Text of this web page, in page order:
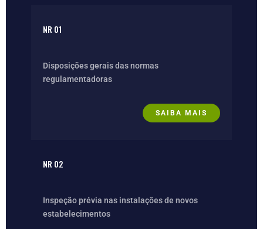
NR 01
Disposições gerais das normas
regulamentadoras
SAIBA MAIS
NR 02
Inspeção prévia nas instalações de novos
estabelecimentos